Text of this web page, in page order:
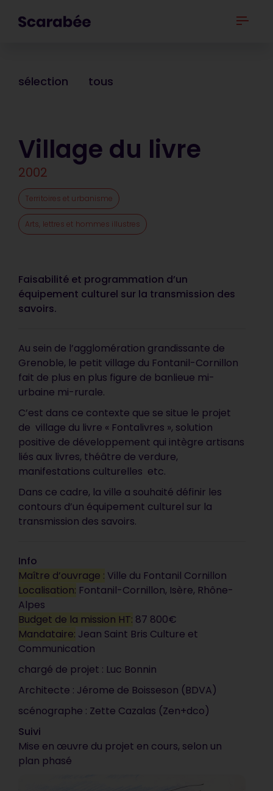
sélection tous
Village du livre
2002
Territoires et urbanisme
Arts, lettres et hommes illustres
Faisabilité et programmation d’un
équipement culturel sur la transmission des
savoirs.
Au sein de l’agglomération grandissante de
Grenoble, le petit village du Fontanil-Cornillon
fait de plus en plus figure de banlieue mi-
urbaine mi-rurale.
C’est dans ce contexte que se situe le projet
de village du livre « Fontalivres », solution
positive de développement qui intègre artisans
liés aux livres, théâtre de verdure,
manifestations culturelles etc.
Dans ce cadre, la ville a souhaité définir les
contours d’un équipement culturel sur la
transmission des savoirs.
Info
Maître d’ouvrage : Ville du Fontanil Cornillon
Localisation: Fontanil-Cornillon, Isère, Rhône-
Alpes
Budget de la mission HT: 87 800€
Mandataire: Jean Saint Bris Culture et
Communication
chargé de projet : Luc Bonnin
Architecte : Jérome de Boisseson (BDVA)
scénographe : Zette Cazalas (Zen+dco)
Suivi
Mise en œuvre du projet en cours, selon un
plan phasé
Votre document est
synthétique, précis et
vendeur. C’est impeccable, ça
correspond tout à fait à ce que
nous attendions. C’est
vraiment très bien !